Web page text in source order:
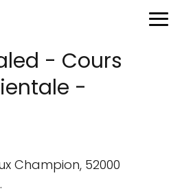
- Cours
-
Champion, 52000